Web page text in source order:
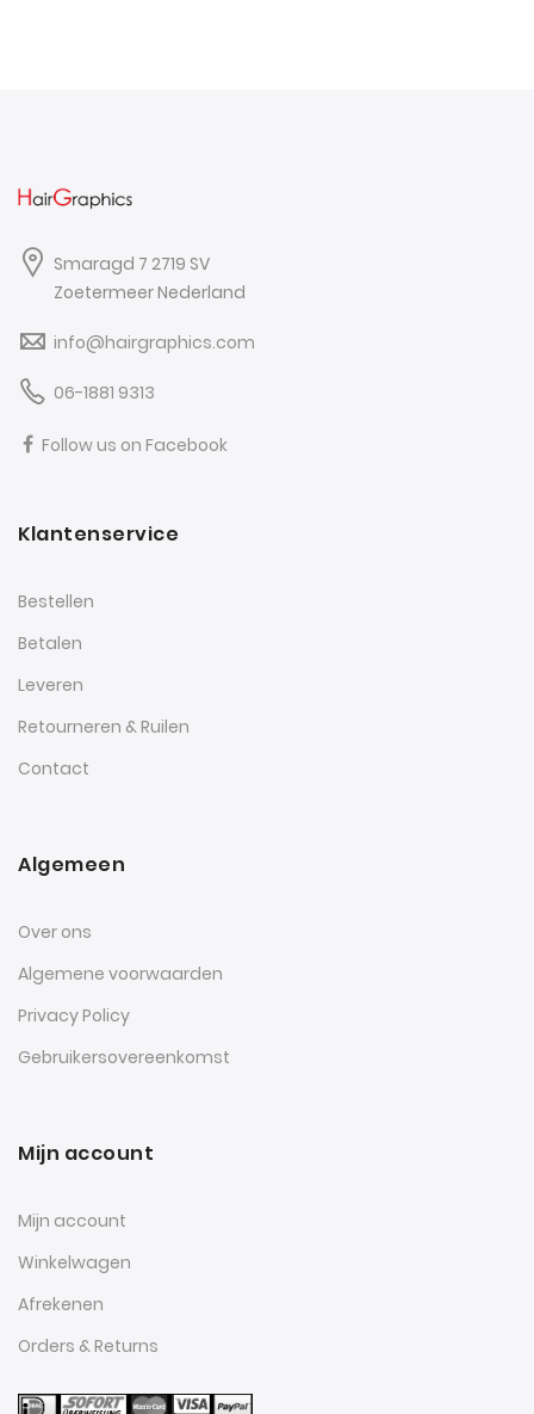
Smaragd 7 2719 SV
Zoetermeer Nederland
info@hairgraphics.com
06-1881 9313
Follow us on Facebook
Klantenservice
Bestellen
Betalen
Leveren
Retourneren & Ruilen
Contact
Algemeen
Over ons
Algemene voorwaarden
Privacy Policy
Gebruikersovereenkomst
Mijn account
Mijn account
Winkelwagen
Afrekenen
Orders & Returns